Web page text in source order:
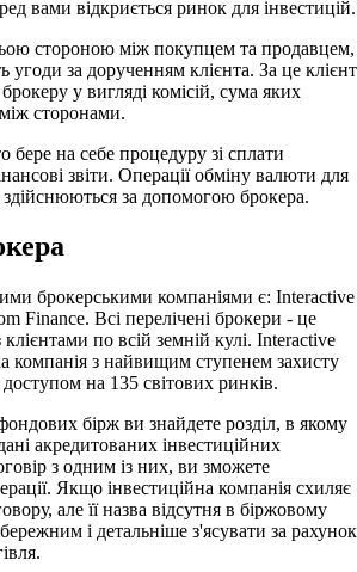
вами відкриється ринок для інвестицій.
стороною між покупцем та продавцем,
угоди за дорученням клієнта. За це клієнт
у вигляді комісій, сума яких
сторонами.
бере на себе процедуру зі сплати
звіти. Операції обміну валюти для
здійснюються за допомогою брокера.
брокерськими компаніями є: Interactive
Finance. Всі перелічені брокери - це
по всій земній кулі. Interactive
компанія з найвищим ступенем захисту
на 135 світових ринків.
бірж ви знайдете розділ, в якому
акредитованих інвестиційних
з одним із них, ви зможете
Якщо інвестиційна компанія схиляє
але її назва відсутня в біржовому
і детальніше з'ясувати за рахунок